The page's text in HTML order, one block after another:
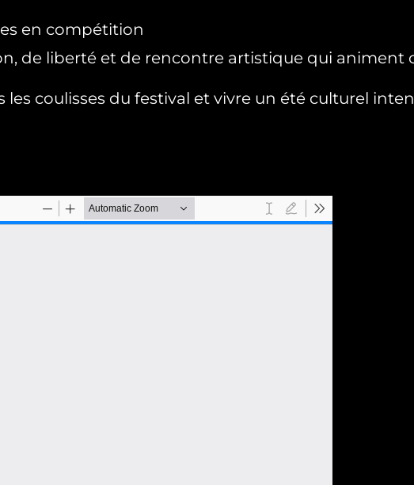
en compétition
de liberté et de rencontre artistique qui animent
coulisses du festival et vivre un été culturel